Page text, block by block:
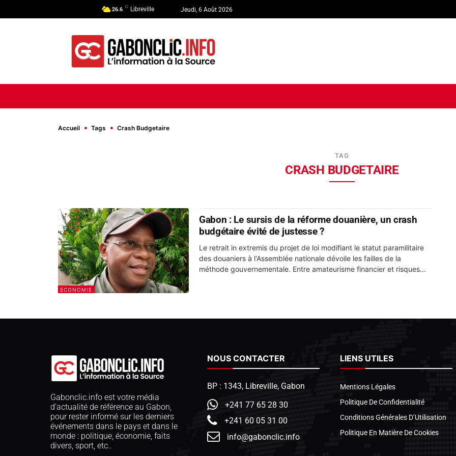
26.6 C Libreville Jeudi, 6 Août 2026
Accueil Tags Crash Budgetaire
TAG
CRASH BUDGETAIRE
ECONOMIE
Gabon : Le sursis de la réforme douanière, un crash
budgétaire évité de justesse ?
Le retrait in extremis du projet de loi modifiant le statut paramilitaire
des douaniers à l'Assemblée nationale dévoile les failles de la
méthode gouvernementale. Entre amateurisme financier et risques...
Gabonclic.info est votre média
d’actualité de référence au Gabon,
pour rester informé sur les derniers
événements dans le pays et dans le
monde : politique, économie, faits
divers, sport, etc..
NOUS CONTACTER
BP : 1343, Libreville, Gabon
+241 77 65 28 30
+241 60 05 31 00
info@gabonclic.info
LIENS UTILES
Mentions Légales
Politique De Confidentialité
Conditions Générales D’Utilisation
Politique En Matière De Cookies